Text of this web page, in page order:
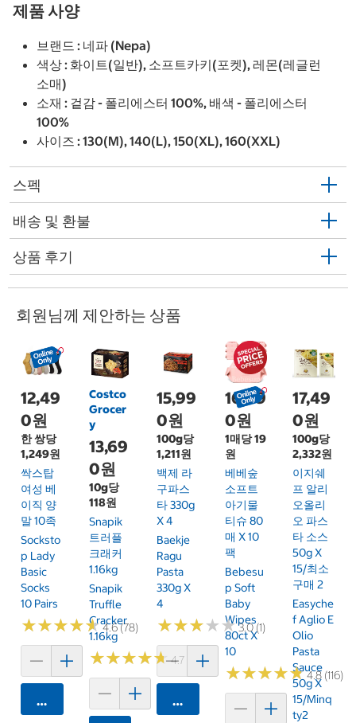
제품 사양
브랜드 : 네파 (Nepa)
색상 : 화이트(일반), 소프트카키(포켓), 레몬(레글런
소매)
소재 : 겉감 - 폴리에스터 100%, 배색 - 폴리에스터
100%
사이즈 : 130(M), 140(L), 150(XL), 160(XXL)
스펙
배송 및 환불
상품 후기
회원님께 제안하는 상품
12,49
0원
한 쌍당
1,249원
싹스탑
여성 베
이직 양
말 10족
Socksto
P Lady
Basic
Socks
10 Pairs
★★★★★
★★★★★4.6 (78)
카트에 담기
Costco
Grocer
y
13,69
0원
10g당
118원
Snapik
트러플
크래커
1.16kg
Snapik
Truffle
Cracker
1.16kg
★★★★★
★★★★★4.7 (159)
15,99
0원
100g당
1,211원
백제 라
구파스
타 330g
X 4
Baekje
Ragu
Pasta
330g X
4
★★★★★
★★★★★3.0 (1)
카트에 담기
16,99
0원
1매당 19
원
베베숲
소프트
아기물
티슈 80
매 X 10
팩
Bebesu
P Soft
Baby
Wipes
80ct X
10
★★★★★
★★★★★4.8 (116)
17,49
0원
100g당
2,332원
이지쉐
프 알리
오올리
오 파스
타 소스
50g X
15/최소
구매 2
Easyche
F Aglio E
Olio
Pasta
Sauce
50g X
15/Minq
Ty2